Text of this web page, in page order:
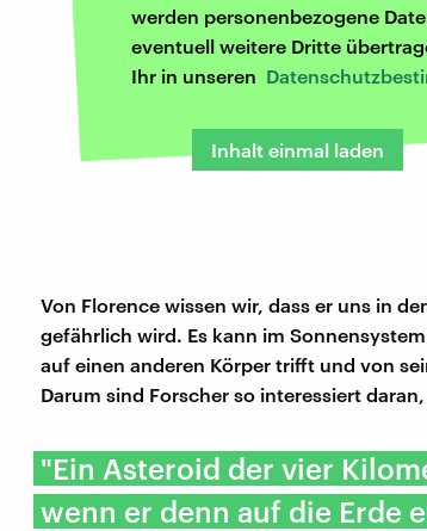
werden personenbezogene
eventuell weitere Dritte
Ihr in unseren
Inhalt einmal laden
Von Florence wissen wir, dass er uns in
gefährlich wird. Es kann im
auf einen anderen Körper trifft und von
Darum sind Forscher so interessiert
"Ein Asteroid der vier
wenn er denn auf die Erde